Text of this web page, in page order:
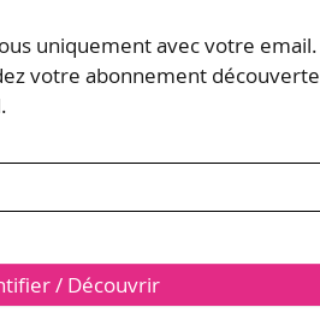
uniquement avec votre email.
votre abonnement découverte
/ Découvrir